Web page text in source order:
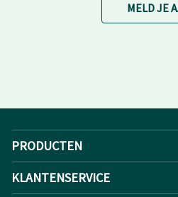
MELD JE
PRODUCTEN
KLANTENSERVICE